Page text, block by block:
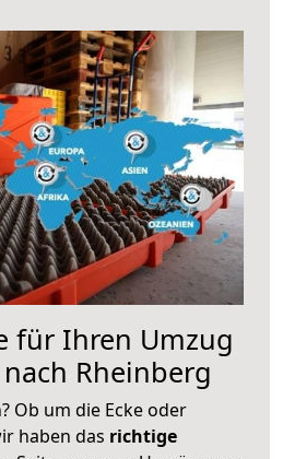
für Ihren Umzug
Rheinberg
Ob um die Ecke oder
haben das richtige